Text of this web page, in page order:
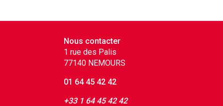
Nous contacter
1 rue des Palis
77140 NEMOURS
01 64 45 42 42
+33 1 64 45 42 42